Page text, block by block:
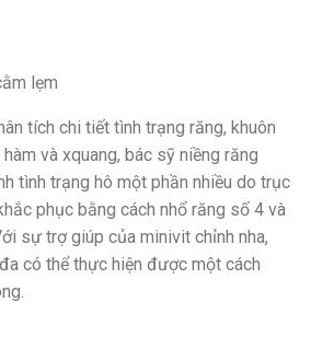
lẹm
tích chi tiết tình trạng răng, khuôn
và xquang, bác sỹ niềng răng
tình trạng hô một phần nhiều do trục
phục bằng cách nhổ răng số 4 và
sự trợ giúp của minivit chỉnh nha,
có thể thực hiện được một cách